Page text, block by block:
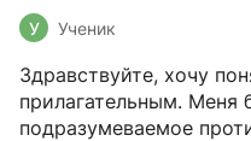
У Ученик
Здравствуйте, хочу
прилагательным. Меня
подразумеваемое